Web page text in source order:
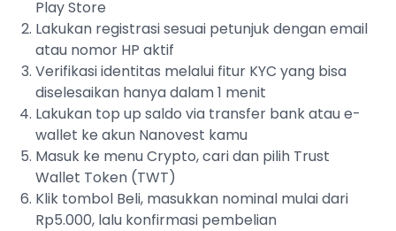
Play Store
Lakukan registrasi sesuai petunjuk dengan email
atau nomor HP aktif
Verifikasi identitas melalui fitur KYC yang bisa
diselesaikan hanya dalam 1 menit
Lakukan top up saldo via transfer bank atau e-
wallet ke akun Nanovest kamu
Masuk ke menu Crypto, cari dan pilih Trust
Wallet Token (TWT)
Klik tombol Beli, masukkan nominal mulai dari
Rp5.000, lalu konfirmasi pembelian